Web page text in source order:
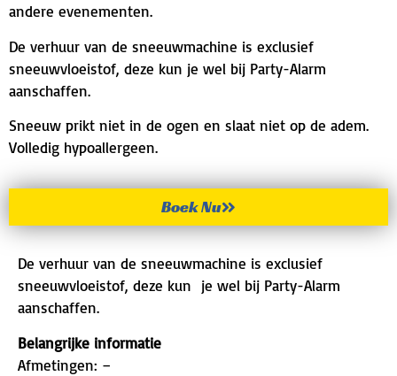
andere evenementen.
De verhuur van de sneeuwmachine is exclusief
sneeuwvloeistof, deze kun je wel bij Party-Alarm
aanschaffen.
Sneeuw prikt niet in de ogen en slaat niet op de adem.
Volledig hypoallergeen.
Boek Nu
De verhuur van de sneeuwmachine is exclusief
sneeuwvloeistof, deze kun je wel bij Party-Alarm
aanschaffen.
Belangrijke informatie
Afmetingen: –